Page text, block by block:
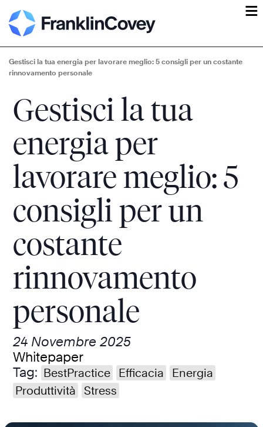
ĕ
Gestisci la tua energia per lavorare meglio: 5 consigli per un costante
rinnovamento personale
Gestisci la tua
energia per
lavorare meglio: 5
consigli per un
costante
rinnovamento
personale
24 Novembre 2025
Whitepaper
Tag: BestPractice Efficacia
Energia
Produttività
Stress